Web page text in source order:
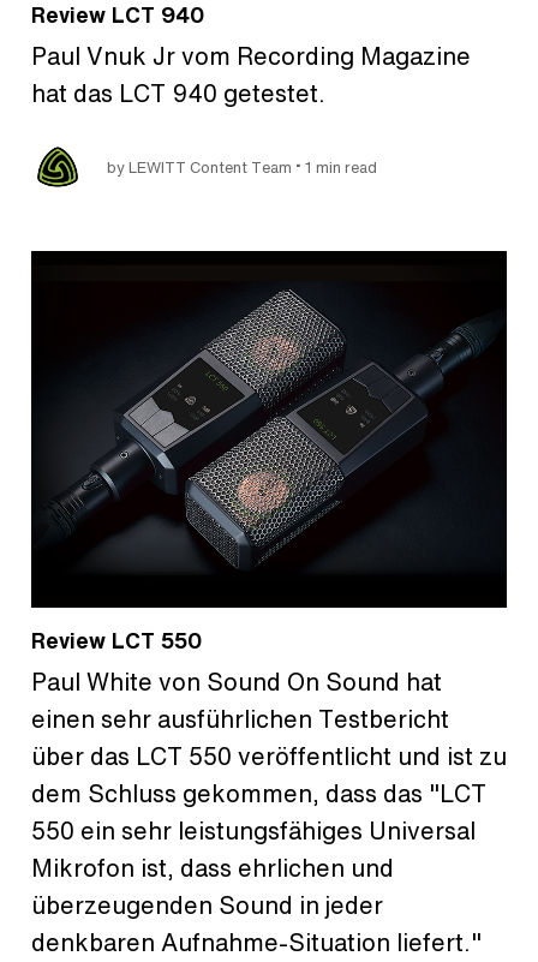
Review LCT 940
Paul Vnuk Jr vom Recording Magazine
hat das LCT 940 getestet.
by LEWITT Content Team • 1 min read
Review LCT 550
Paul White von Sound On Sound hat
einen sehr ausführlichen Testbericht
über das LCT 550 veröffentlicht und ist zu
dem Schluss gekommen, dass das "LCT
550 ein sehr leistungsfähiges Universal
Mikrofon ist, dass ehrlichen und
überzeugenden Sound in jeder
denkbaren Aufnahme-Situation liefert."